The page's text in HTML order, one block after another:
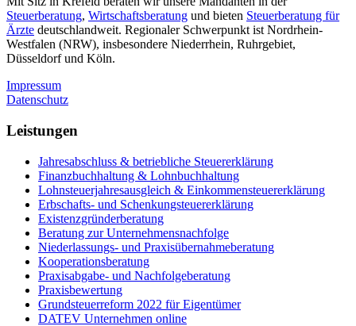
Steuerberatung, Wirtschaftsberatung und bieten Steuerberatung für
Ärzte deutschlandweit. Regionaler Schwerpunkt ist Nordrhein-
Westfalen (NRW), insbesondere Niederrhein, Ruhrgebiet,
Düsseldorf und Köln.
Impressum
Datenschutz
Leistungen
Jahresabschluss & betriebliche Steuererklärung
Finanzbuchhaltung & Lohnbuchhaltung
Lohnsteuerjahresausgleich & Einkommensteuererklärung
Erbschafts- und Schenkungsteuererklärung
Existenzgründerberatung
Beratung zur Unternehmensnachfolge
Niederlassungs- und Praxisübernahmeberatung
Kooperationsberatung
Praxisabgabe- und Nachfolgeberatung
Praxisbewertung
Grundsteuerreform 2022 für Eigentümer
DATEV Unternehmen online